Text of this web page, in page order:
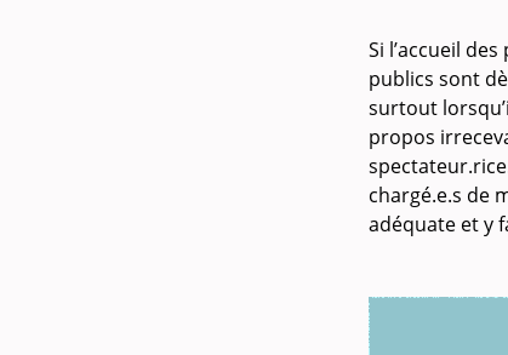
Si l’accueil
publics sont
surtout
propos
chargé.e.s de
adéquate et y